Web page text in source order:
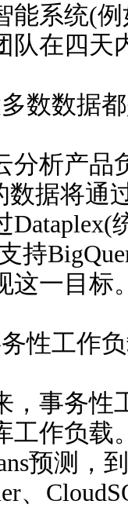
能系统(
队在四天
数数据
分析产品
数据将通
Dataplex(
持
这一目标。
性工作
，事务性
工作负载
预测，
、